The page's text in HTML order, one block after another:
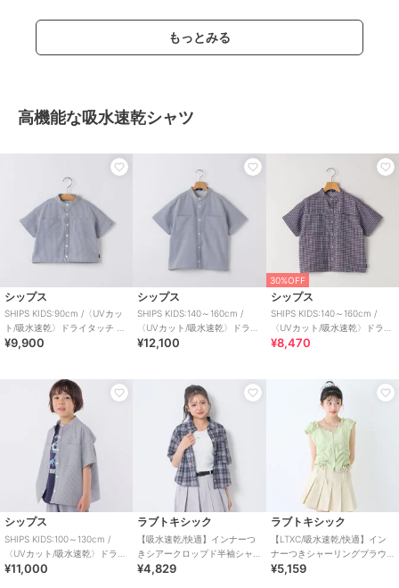
もっとみる
高機能な吸水速乾シャツ
シップス
SHIPS KIDS:90cm /〈UVカッ
ト/吸水速乾〉ドライタッチ バ
ンドカラー シャツ
¥9,900
シップス
SHIPS KIDS:140～160cm /
〈UVカット/吸水速乾〉ドライ
タッチ バンドカラー シャ
¥12,100
30%OFF
シップス
SHIPS KIDS:140～160cm /
〈UVカット/吸水速乾〉ドライ
タッチ バンドカラー シャ
¥8,470
シップス
SHIPS KIDS:100～130cm /
〈UVカット/吸水速乾〉ドライ
タッチ バンドカラー シャ
¥11,000
ラブトキシック
【吸水速乾/快適】インナーつ
きシアークロップド半袖シャ
ツ
¥4,829
ラブトキシック
【LTXC/吸水速乾/快適】イン
ナーつきシャーリングブラウ
ス
¥5,159